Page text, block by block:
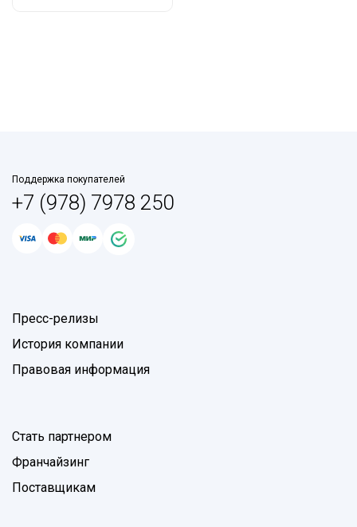
Поддержка покупателей
+7 (978) 7978 250
Пресс-релизы
История компании
Правовая информация
Стать партнером
Франчайзинг
Поставщикам